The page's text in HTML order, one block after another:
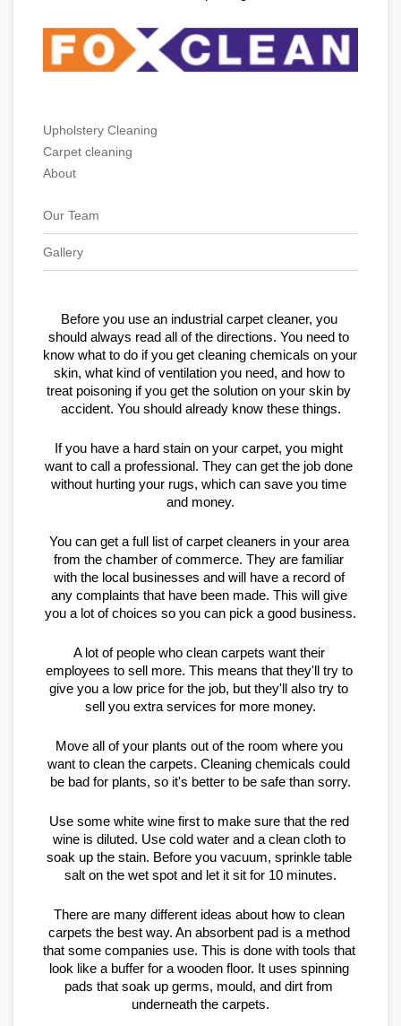
Upholstery Cleaning
Carpet cleaning
About
Our Team
Gallery
Before you use an industrial carpet cleaner, you
should always read all of the directions. You need to
know what to do if you get cleaning chemicals on your
skin, what kind of ventilation you need, and how to
treat poisoning if you get the solution on your skin by
accident. You should already know these things.
If you have a hard stain on your carpet, you might
want to call a professional. They can get the job done
without hurting your rugs, which can save you time
and money.
You can get a full list of carpet cleaners in your area
from the chamber of commerce. They are familiar
with the local businesses and will have a record of
any complaints that have been made. This will give
you a lot of choices so you can pick a good business.
A lot of people who clean carpets want their
employees to sell more. This means that they'll try to
give you a low price for the job, but they'll also try to
sell you extra services for more money.
Move all of your plants out of the room where you
want to clean the carpets. Cleaning chemicals could
be bad for plants, so it's better to be safe than sorry.
Use some white wine first to make sure that the red
wine is diluted. Use cold water and a clean cloth to
soak up the stain. Before you vacuum, sprinkle table
salt on the wet spot and let it sit for 10 minutes.
There are many different ideas about how to clean
carpets the best way. An absorbent pad is a method
that some companies use. This is done with tools that
look like a buffer for a wooden floor. It uses spinning
pads that soak up germs, mould, and dirt from
underneath the carpets.